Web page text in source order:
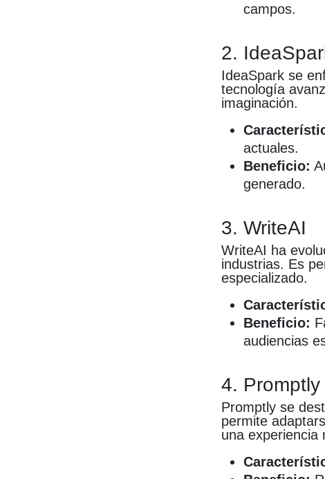
campos.
2.
IdeaSpark se
tecnología
imaginación.
actuales.
Beneficio:
generado.
3. WriteAI
WriteAI ha
industrias. Es
especializado.
Beneficio:
audiencias
4. Promptly
Promptly se
permite
una experiencia